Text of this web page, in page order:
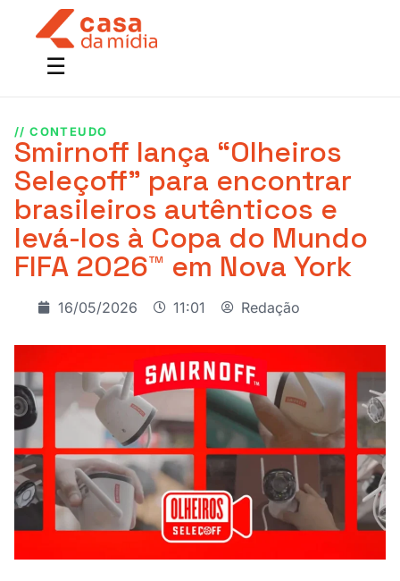
// CONTEUDO
Smirnoff lança “Olheiros
Seleçoff” para encontrar
brasileiros autênticos e
levá-los à Copa do Mundo
FIFA 2026™ em Nova York
16/05/2026 11:01 Redação